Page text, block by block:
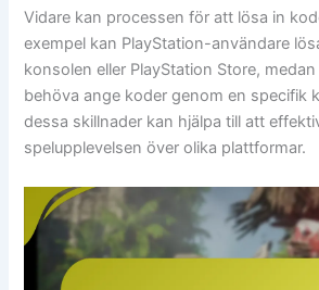
Vidare kan processen för att lösa in
exempel kan PlayStation-användare
konsolen eller PlayStation Store,
behöva ange koder genom en specifik
dessa skillnader kan hjälpa till att
spelupplevelsen över olika plattformar.